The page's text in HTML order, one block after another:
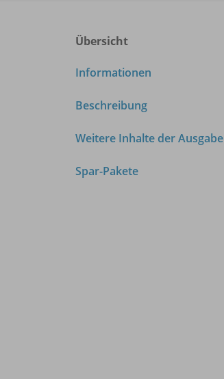
Übersicht
Informationen
Beschreibung
Weitere Inhalte der Ausgabe
Spar-Pakete